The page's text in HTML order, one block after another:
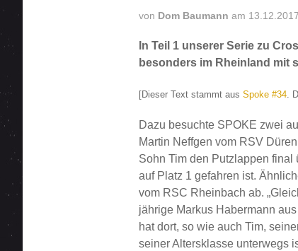
von Dom Baumann am
In Teil 1 unserer Serie zu
besonders im Rheinland mit
[Dieser Text stammt aus Spoke #34.
Dazu besuchte SPOKE zwei
Martin Neffgen vom RSV
Sohn Tim den Putzlappen
auf Platz 1 gefahren ist.
vom RSC Rheinbach ab.
jährige Markus Habermann
hat dort, so wie auch Tim,
seiner Altersklasse unterwegs